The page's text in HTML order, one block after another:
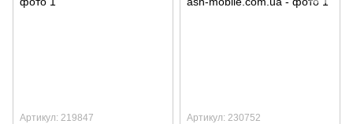
Артикул: 219847 Артикул: 230752